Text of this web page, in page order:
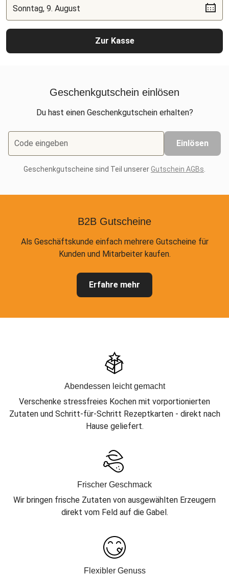
Zur Kasse
Geschenkgutschein einlösen
Du hast einen Geschenkgutschein erhalten?
Code eingeben Einlösen
Geschenkgutscheine sind Teil unsererGutschein AGBs
B2B Gutscheine
Als Geschäftskunde einfach mehrere Gutscheine für
Kunden und Mitarbeiter kaufen.
Erfahre mehr
Abendessen leicht gemacht
Verschenke stressfreies Kochen mit vorportionierten
Zutaten und Schritt-für-Schritt Rezeptkarten - direkt nach
Hause geliefert.
Frischer Geschmack
Wir bringen frische Zutaten von ausgewählten Erzeugern
direkt vom Feld auf die Gabel.
Flexibler Genuss